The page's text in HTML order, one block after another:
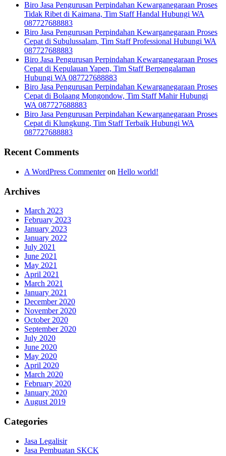
Biro Jasa Pengurusan Perpindahan Kewarganegaraan Proses
Tidak Ribet di Kaimana, Tim Staff Handal Hubungi WA
087727688883
Biro Jasa Pengurusan Perpindahan Kewarganegaraan Proses
Cepat di Subulussalam, Tim Staff Professional Hubungi WA
087727688883
Biro Jasa Pengurusan Perpindahan Kewarganegaraan Proses
Cepat di Kepulauan Yapen, Tim Staff Berpengalaman
Hubungi WA 087727688883
Biro Jasa Pengurusan Perpindahan Kewarganegaraan Proses
Cepat di Bolaang Mongondow, Tim Staff Mahir Hubungi
WA 087727688883
Biro Jasa Pengurusan Perpindahan Kewarganegaraan Proses
Cepat di Klungkung, Tim Staff Terbaik Hubungi WA
087727688883
Recent Comments
A WordPress Commenteron Hello world!
Archives
March 2023
February 2023
January 2023
January 2022
July 2021
June 2021
May 2021
April 2021
March 2021
January 2021
December 2020
November 2020
October 2020
September 2020
July 2020
June 2020
May 2020
April 2020
March 2020
February 2020
January 2020
August 2019
Categories
Jasa Legalisir
Jasa Pembuatan SKCK